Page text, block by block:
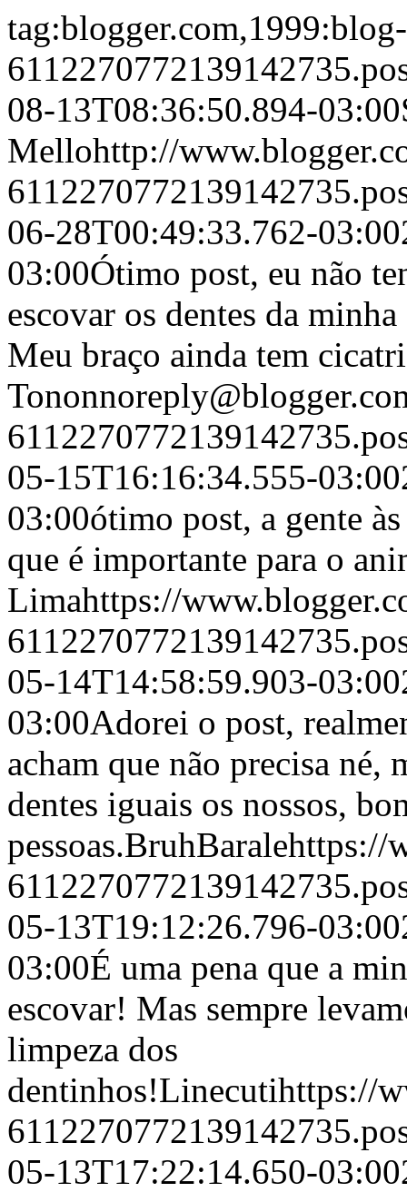
tag:blogger.com,1999:blog-
08-13T08:36:50.894-03:00
Mellohttp://
06-28T00:49:33.762-03:00
03:00Ótimo post, eu não
escovar os dentes da
Meu braço ainda tem
Tonon
05-15T16:16:34.555-03:00
03:00ótimo post, a gente
que é importante para o
Limahttps://
05-14T14:58:59.903-03:00
03:00Adorei o post,
acham que não precisa né,
dentes iguais os nossos,
pessoas.BruhBaralehttps://
05-13T19:12:26.796-03:00
03:00É uma pena que a
escovar! Mas sempre
limpeza dos
dentinhos!Linecutihttps://
05-13T17:22:14.650-03:00